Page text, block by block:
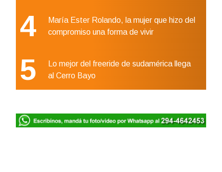
4
María Ester Rolando, la mujer que hizo del
compromiso una forma de vivir
5
Lo mejor del freeride de sudamérica llega
al Cerro Bayo